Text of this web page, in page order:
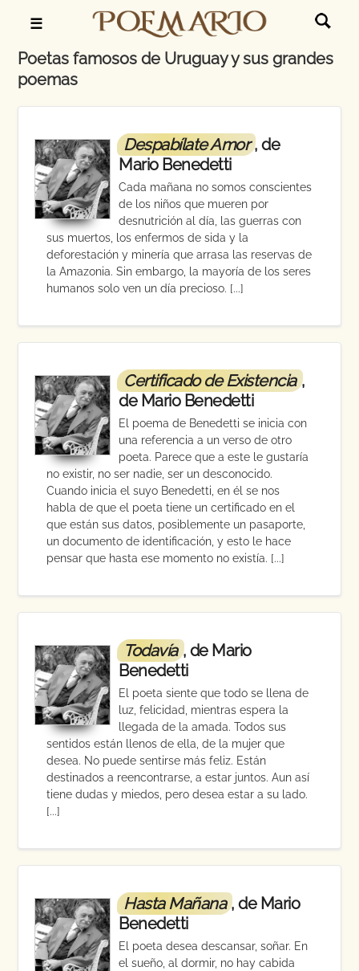
☰
Poetas famosos de Uruguay y sus grandes
poemas
Despabílate Amor , de
Mario Benedetti
Cada mañana no somos conscientes
de los niños que mueren por
desnutrición al día, las guerras con
sus muertos, los enfermos de sida y la
deforestación y minería que arrasa las reservas de
la Amazonia. Sin embargo, la mayoría de los seres
humanos solo ven un día precioso. [...]
Certificado de Existencia ,
de Mario Benedetti
El poema de Benedetti se inicia con
una referencia a un verso de otro
poeta. Parece que a este le gustaría
no existir, no ser nadie, ser un desconocido.
Cuando inicia el suyo Benedetti, en él se nos
habla de que el poeta tiene un certificado en el
que están sus datos, posiblemente un pasaporte,
un documento de identificación, y esto le hace
pensar que hasta ese momento no existía. [...]
Todavía , de Mario
Benedetti
El poeta siente que todo se llena de
luz, felicidad, mientras espera la
llegada de la amada. Todos sus
sentidos están llenos de ella, de la mujer que
desea. No puede sentirse más feliz. Están
destinados a reencontrarse, a estar juntos. Aun así
tiene dudas y miedos, pero desea estar a su lado.
[...]
Hasta Mañana , de Mario
Benedetti
El poeta desea descansar, soñar. En
el sueño, al dormir, no hay cabida